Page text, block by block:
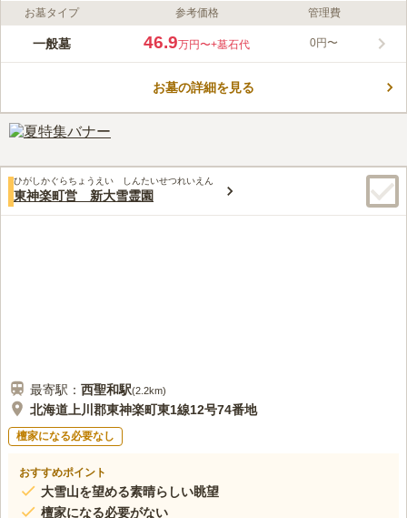
ライフドット編集部のコメント
2452区画の墓所では、和式型や洋式型、自由デザインのお墓を
ので、お墓のお掃除の際に移動する手間がなく便利です。 設備
道が広くお墓の近くまで車で行けるのも嬉しいポイントです。
口コミ評価
40代男性
お墓タイプ 参考価格 管理費
一般墓 46.9万円〜+墓石代 0円〜
お墓の詳細を見る
ひがしかぐらちょうえい しんたいせつれいえん
東神楽町営 新大雪霊園
最寄駅： 西聖和駅(2.2km)
北海道上川郡東神楽町東1線12号74番地
檀家になる必要なし
おすすめポイント
大雪山を望める素晴らしい眺望
檀家になる必要がない